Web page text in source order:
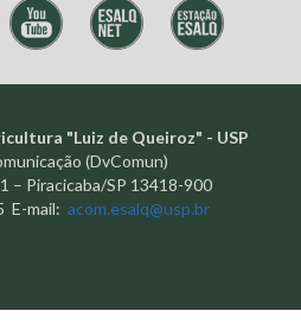
"Luiz de Queiroz" - USP
(DvComun)
– Piracicaba/SP 13418-900
E-mail: acom.esalq@usp.br